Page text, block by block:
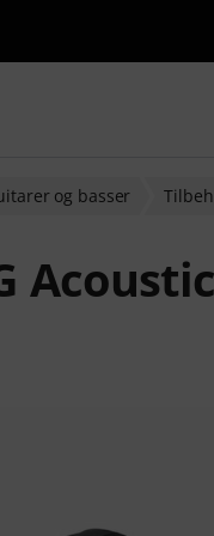
og basser
5 stjerner fra 139